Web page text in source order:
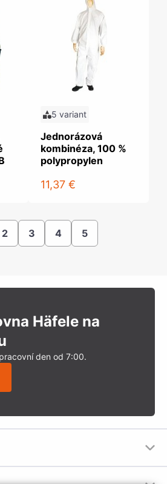
5 variant
Jednorázová
kombinéza, 100 %
polypropylen
11,37 €
2 3 4 5
Häfele na
den od 7:00.